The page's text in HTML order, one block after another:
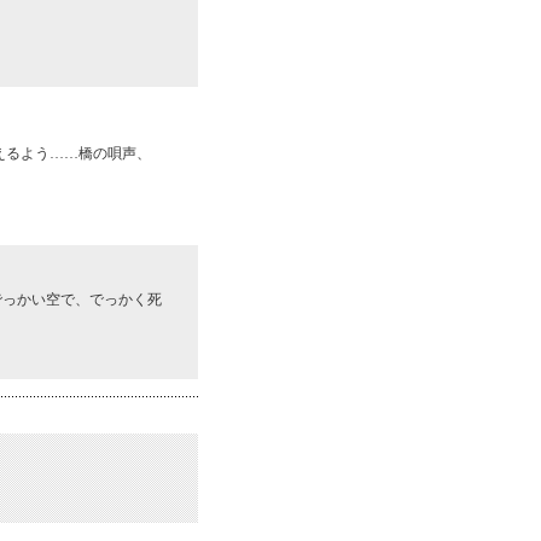
るよう……橋の唄声、
かい空で、でっかく死